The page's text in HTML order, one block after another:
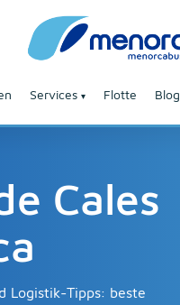
Services Flotte Blog
Cales
Logistik-Tipps: beste